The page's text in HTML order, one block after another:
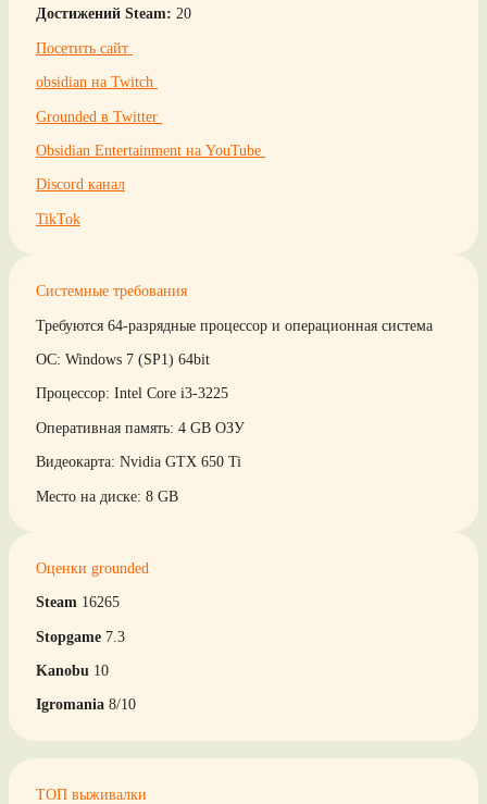
Достижений Steam: 20
Посетить сайт
obsidian на Twitch
Grounded в Twitter
Obsidian Entertainment на YouTube
Discord канал
TikTok
Системные требования
Требуются 64-разрядные процессор и операционная система
ОС: Windows 7 (SP1) 64bit
Процессор: Intel Core i3-3225
Оперативная память: 4 GB ОЗУ
Видеокарта: Nvidia GTX 650 Ti
Место на диске: 8 GB
Оценки grounded
Steam 16265
Stopgame 7.3
Kanobu 10
Igromania 8/10
ТОП выживалки